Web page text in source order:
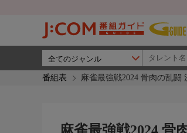
番組表 麻雀最強戦2024 骨肉の乱闘